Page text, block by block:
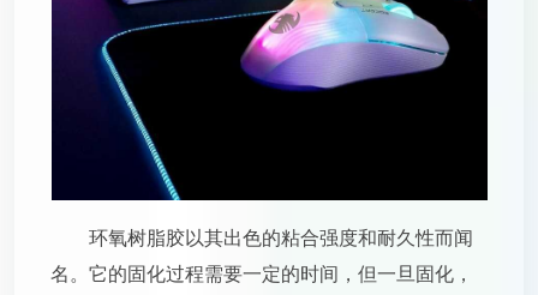
环氧树脂胶以其出色的粘合强度和耐久性而闻
名。它的固化过程需要一定的时间，但一旦固化，